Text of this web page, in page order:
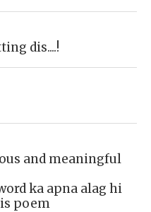
dis....!
and meaningful
ka apna alag hi
poem